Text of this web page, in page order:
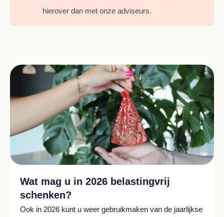
hierover dan met onze adviseurs.
Wat mag u in 2026 belastingvrij
schenken?
Ook in 2026 kunt u weer gebruikmaken van de jaarlijkse